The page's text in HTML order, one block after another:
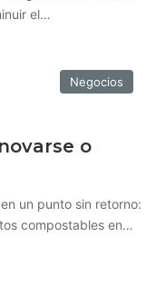
el…
Negocios
o
un punto sin retorno:
compostables en…